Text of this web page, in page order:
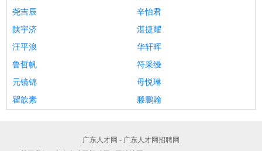
尧吉辰
辛怡君
陕宇济
湛捷耀
汪平浪
华轩晖
鲁哲帆
符采缦
元镜锦
母悦琳
瞿歆素
滕鹏翰
广东人才网 - 广东人才网招聘网